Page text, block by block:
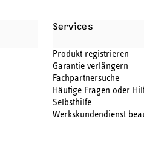
Services
Produkt registrieren
Garantie verlängern
Fachpartnersuche
Häufige Fragen oder
Selbsthilfe
Werkskundendienst